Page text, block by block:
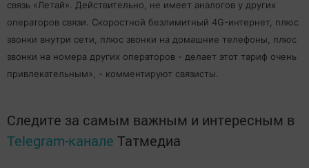
связь «Летай». Действительно, не имеет аналогов у других
операторов связи. Скоростной безлимитный 4G-интернет, плюс
звонки внутри сети, плюс звонки на домашние телефоны, плюс
звонки на номера других операторов - делает этот тариф очень
привлекательным», - комментируют связисты.
Следите за самым важным и интересным в
Telegram-канале Татмедиа